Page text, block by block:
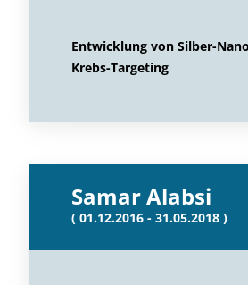
Entwicklung von Silber-
Krebs-Targeting
Samar Alabsi
( 01.12.2016 - 31.05.2018 )